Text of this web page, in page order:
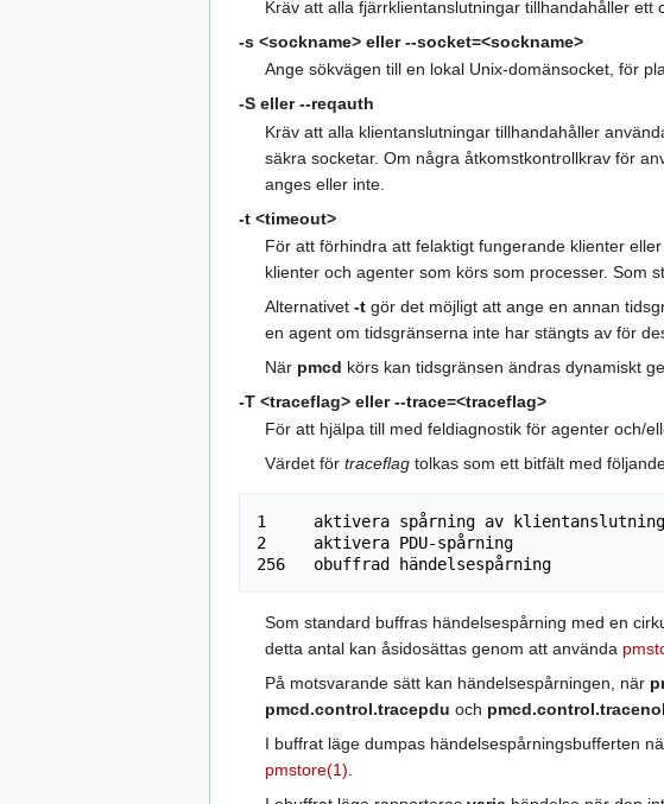
Kräv att alla fjärrklientanslutningar tillhandahåller ett
-s <sockname> eller--socket=<sockname>
Ange sökvägen till en lokal Unix-domänsocket, för
-S eller--reqauth
Kräv att alla klientanslutningar tillhandahåller
säkra socketar. Om några åtkomstkontrollkrav för
anges eller inte.
-t <timeout>
För att förhindra att felaktigt fungerande klienter
klienter och agenter som körs som processer. Som
Alternativet-t gör det möjligt att ange en annan
en agent om tidsgränserna inte har stängts av för
När pmcd körs kan tidsgränsen ändras dynamiskt
-T <traceflag> eller--trace=<traceflag>
För att hjälpa till med feldiagnostik för agenter och/
Värdet förtraceflag tolkas som ett bitfält med
1     aktivera spårning av
2     aktivera PDU-spårning
Som standard buffras händelsespårning med en
detta antal kan åsidosättas genom att använda
På motsvarande sätt kan händelsespårningen, när
pmcd.control.tracepdu och
I buffrat läge dumpas händelsespårningsbufferten
pmstore(1).